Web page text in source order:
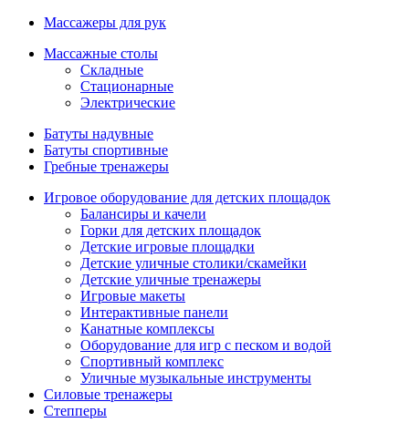
Массажеры для рук
Массажные столы
Складные
Стационарные
Электрические
Батуты надувные
Батуты спортивные
Гребные тренажеры
Игровое оборудование для детских площадок
Балансиры и качели
Горки для детских площадок
Детские игровые площадки
Детские уличные столики/скамейки
Детские уличные тренажеры
Игровые макеты
Интерактивные панели
Канатные комплексы
Оборудование для игр с песком и водой
Спортивный комплекс
Уличные музыкальные инструменты
Силовые тренажеры
Степперы